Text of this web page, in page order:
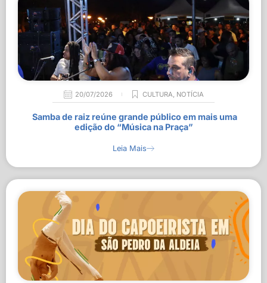
20/07/2026 CULTURA, NOTÍCIA
Samba de raiz reúne grande público em mais uma
edição do “Música na Praça”
Leia Mais